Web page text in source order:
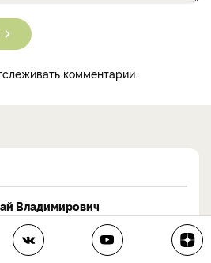
комментарии.
Владимирович
дизайн
Цветы